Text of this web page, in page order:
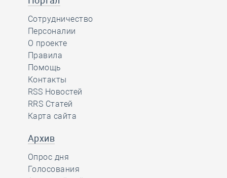
Сотрудничество
Персоналии
О проекте
Правила
Помощь
Контакты
RSS Новостей
RRS Статей
Карта сайта
Архив
Опрос дня
Голосования